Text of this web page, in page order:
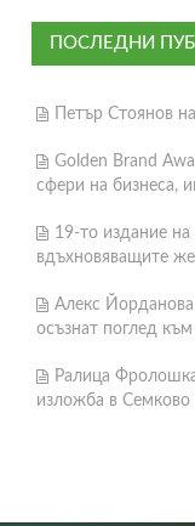
ПОСЛЕДНИ
Петър Стоянов
Golden Brand
сфери на бизнеса,
19-то издание
вдъхновяващите
Алекс
осъзнат поглед
Ралица
изложба в Семково